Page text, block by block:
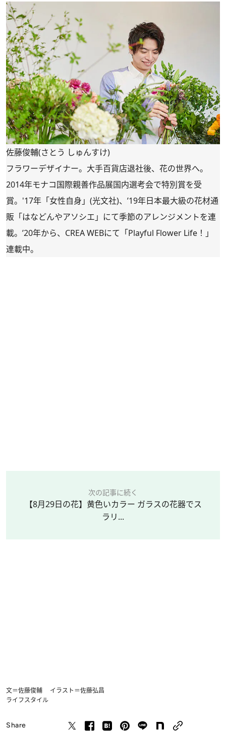
佐藤俊輔(さとう しゅんすけ)
フラワーデザイナー。大手百貨店退社後、花の世界へ。
2014年モナコ国際親善作品展国内選考会で特別賞を受
賞。'17年「女性自身」(光文社)、’19年日本最大級の花材通
販「はなどんやアソシエ 」にて季節のアレンジメントを連
載。’20年から、CREA WEBにて「Playful Flower Life！ 」
連載中。
次の記事に続く
【8月29日の花】黄色いカラー ガラスの花器でス
ラリ...
文＝佐藤俊輔 イラスト＝佐藤弘昌
ライフスタイル
Share